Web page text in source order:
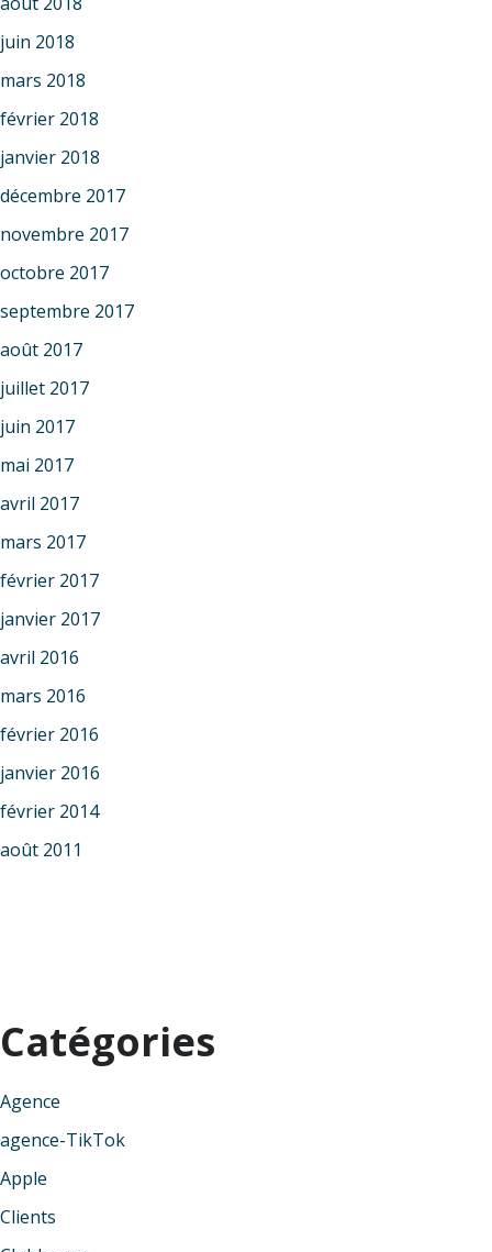
juin 2018
mars 2018
février 2018
janvier 2018
décembre 2017
novembre 2017
octobre 2017
septembre 2017
août 2017
juillet 2017
juin 2017
mai 2017
avril 2017
mars 2017
février 2017
janvier 2017
avril 2016
mars 2016
février 2016
janvier 2016
février 2014
août 2011
Catégories
Agence
agence-TikTok
Apple
Clients